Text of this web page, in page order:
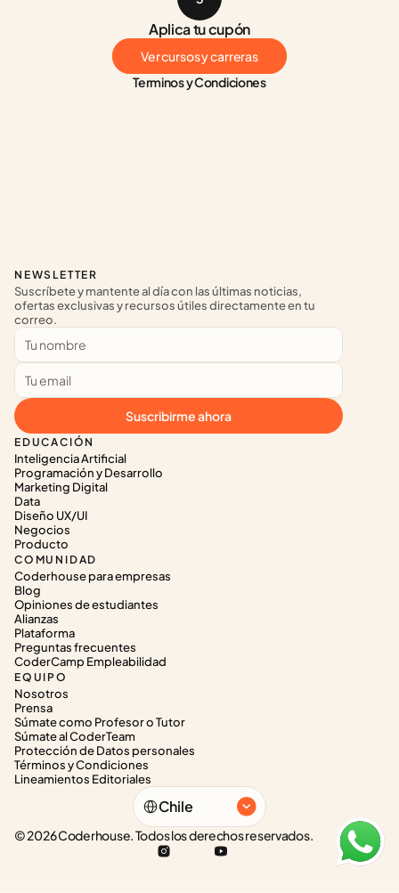
Aplica tu cupón
Ver cursos y carreras
Terminos y Condiciones
EDUCACIÓN
Inteligencia Artificial
Programación y Desarrollo
Marketing Digital
Data
Diseño UX/UI
Negocios
Producto
COMUNIDAD
Coderhouse para empresas
Blog
Opiniones de estudiantes
Alianzas
Plataforma
Preguntas frecuentes
CoderCamp Empleabilidad
EQUIPO
Nosotros
Prensa
Súmate como Profesor o Tutor
Súmate al CoderTeam
Protección de Datos personales
Términos y Condiciones
Lineamientos Editoriales
NEWSLETTER
Suscríbete y mantente al día con las últimas noticias,
ofertas exclusivas y recursos útiles directamente en tu
correo.
Suscribirme ahora
Select Language
Chile
© 2026 Coderhouse. Todos los derechos reservados.